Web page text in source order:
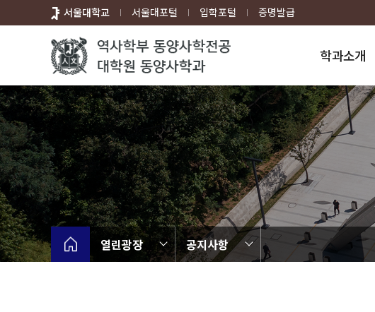
로
뉴
서울대학교 서울대포털 입학포털 증명발급
학과소개
열린광장 공지사항